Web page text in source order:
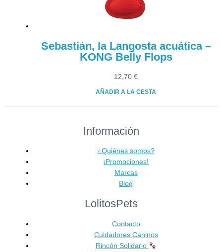
página
Sebastián, la Langosta acuática –
KONG Belly Flops
12,70 €
AÑADIR A LA CESTA
Información
¿Quiénes somos?
¡Promociones!
Marcas
Blog
LolitosPets
Contacto
Cuidadores Caninos
Rincón Solidario